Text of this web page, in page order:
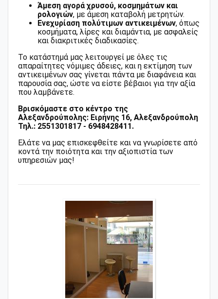
Άμεση αγορά χρυσού, κοσμημάτων και
ρολογιών, με άμεση καταβολή μετρητών.
Ενεχυρίαση πολύτιμων αντικειμένων, όπως
κοσμήματα, λίρες και διαμάντια, με ασφαλείς
και διακριτικές διαδικασίες.
Το κατάστημά μας λειτουργεί με όλες τις
απαραίτητες νόμιμες άδειες, και η εκτίμηση των
αντικειμένων σας γίνεται πάντα με διαφάνεια και
παρουσία σας, ώστε να είστε βέβαιοι για την αξία
που λαμβάνετε.
Βρισκόμαστε στο κέντρο της
Αλεξανδρούπολης: Ειρήνης 16, Αλεξανδρούπολη
Τηλ.: 2551301817 - 6948428411.
Ελάτε να μας επισκεφθείτε και να γνωρίσετε από
κοντά την ποιότητα και την αξιοπιστία των
υπηρεσιών μας!